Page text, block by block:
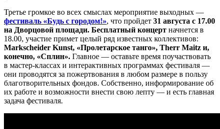
Третье громкое во всех смыслах мероприятие выходных —
фестиваль «Будь с городом!», что пройдет 31 августа с 17.00
на Дворцовой площади. Бесплатный концерт начнется в
18.00, участие примет целый ряд известных коллективов:
Markscheider Kunst, «Пролетарское танго», Therr Maitz и,
конечно, «Сплин». Главное — оставьте время поучаствовать
в мастер-классах и интерактивных программах фестиваля —
они проводятся за пожертвования в любом размере в пользу
благотворительных фондов. Собственно, информирование об
их работе и возможности внести свою лепту — и есть главная
задача фестиваля.